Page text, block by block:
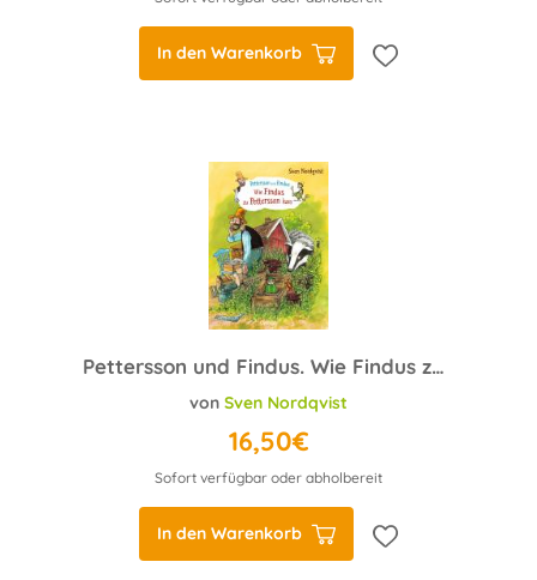
In den Warenkorb
Pettersson und Findus. Wie Findus zu Pettersson kam
von Sven Nordqvist
16,50€
Sofort verfügbar oder abholbereit
In den Warenkorb